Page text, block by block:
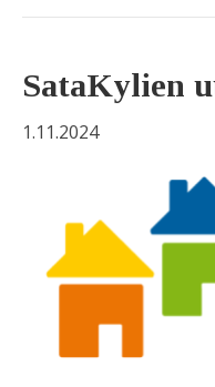
SataKylien
1.11.2024